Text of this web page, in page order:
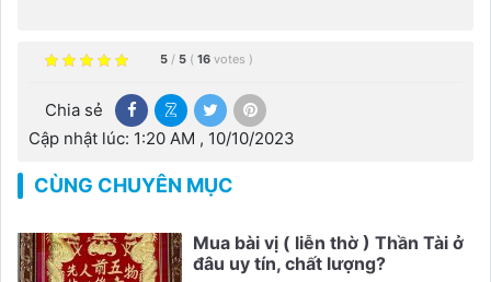
5 / 5 ( 16 votes )
Chia sẻ
Cập nhật lúc: 1:20 AM , 10/10/2023
CÙNG CHUYÊN MỤC
Mua bài vị ( liễn thờ ) Thần Tài ở
đâu uy tín, chất lượng?